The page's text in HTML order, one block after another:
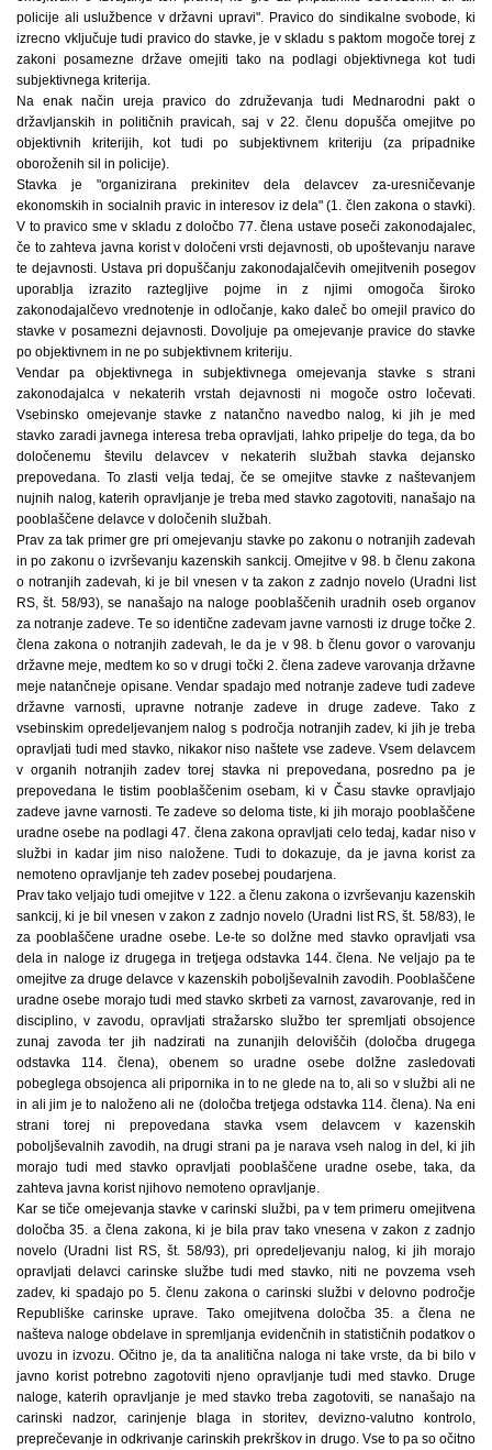
policije ali uslužbence v državni upravi". Pravico do sindikalne svobode, ki
izrecno vključuje tudi pravico do stavke, je v skladu s paktom mogoče torej z
zakoni posamezne države omejiti tako na podlagi objektivnega kot tudi
subjektivnega kriterija.
Na enak način ureja pravico do združevanja tudi Mednarodni pakt o
državljanskih in političnih pravicah, saj v 22. členu dopušča omejitve po
objektivnih kriterijih, kot tudi po subjektivnem kriteriju (za pripadnike
oboroženih sil in policije).
Stavka je "organizirana prekinitev dela delavcev za-uresničevanje
ekonomskih in socialnih pravic in interesov iz dela" (1. člen zakona o stavki).
V to pravico sme v skladu z določbo 77. člena ustave poseči zakonodajalec,
če to zahteva javna korist v določeni vrsti dejavnosti, ob upoštevanju narave
te dejavnosti. Ustava pri dopuščanju zakonodajalčevih omejitvenih posegov
uporablja izrazito raztegljive pojme in z njimi omogoča široko
zakonodajalčevo vrednotenje in odločanje, kako daleč bo omejil pravico do
stavke v posamezni dejavnosti. Dovoljuje pa omejevanje pravice do stavke
po objektivnem in ne po subjektivnem kriteriju.
Vendar pa objektivnega in subjektivnega omejevanja stavke s strani
zakonodajalca v nekaterih vrstah dejavnosti ni mogoče ostro ločevati.
Vsebinsko omejevanje stavke z natančno navedbo nalog, ki jih je med
stavko zaradi javnega interesa treba opravljati, lahko pripelje do tega, da bo
določenemu številu delavcev v nekaterih službah stavka dejansko
prepovedana. To zlasti velja tedaj, če se omejitve stavke z naštevanjem
nujnih nalog, katerih opravljanje je treba med stavko zagotoviti, nanašajo na
pooblaščene delavce v določenih službah.
Prav za tak primer gre pri omejevanju stavke po zakonu o notranjih zadevah
in po zakonu o izvrševanju kazenskih sankcij. Omejitve v 98. b členu zakona
o notranjih zadevah, ki je bil vnesen v ta zakon z zadnjo novelo (Uradni list
RS, št. 58/93), se nanašajo na naloge pooblaščenih uradnih oseb organov
za notranje zadeve. Te so identične zadevam javne varnosti iz druge točke 2.
člena zakona o notranjih zadevah, le da je v 98. b členu govor o varovanju
državne meje, medtem ko so v drugi točki 2. člena zadeve varovanja državne
meje natančneje opisane. Vendar spadajo med notranje zadeve tudi zadeve
državne varnosti, upravne notranje zadeve in druge zadeve. Tako z
vsebinskim opredeljevanjem nalog s področja notranjih zadev, ki jih je treba
opravljati tudi med stavko, nikakor niso naštete vse zadeve. Vsem delavcem
v organih notranjih zadev torej stavka ni prepovedana, posredno pa je
prepovedana le tistim pooblaščenim osebam, ki v Času stavke opravljajo
zadeve javne varnosti. Te zadeve so deloma tiste, ki jih morajo pooblaščene
uradne osebe na podlagi 47. člena zakona opravljati celo tedaj, kadar niso v
službi in kadar jim niso naložene. Tudi to dokazuje, da je javna korist za
nemoteno opravljanje teh zadev posebej poudarjena.
Prav tako veljajo tudi omejitve v 122. a členu zakona o izvrševanju kazenskih
sankcij, ki je bil vnesen v zakon z zadnjo novelo (Uradni list RS, št. 58/83), le
za pooblaščene uradne osebe. Le-te so dolžne med stavko opravljati vsa
dela in naloge iz drugega in tretjega odstavka 144. člena. Ne veljajo pa te
omejitve za druge delavce v kazenskih poboljševalnih zavodih. Pooblaščene
uradne osebe morajo tudi med stavko skrbeti za varnost, zavarovanje, red in
disciplino, v zavodu, opravljati stražarsko službo ter spremljati obsojence
zunaj zavoda ter jih nadzirati na zunanjih deloviščih (določba drugega
odstavka 114. člena), obenem so uradne osebe dolžne zasledovati
pobeglega obsojenca ali pripornika in to ne glede na to, ali so v službi ali ne
in ali jim je to naloženo ali ne (določba tretjega odstavka 114. člena). Na eni
strani torej ni prepovedana stavka vsem delavcem v kazenskih
poboljševalnih zavodih, na drugi strani pa je narava vseh nalog in del, ki jih
morajo tudi med stavko opravljati pooblaščene uradne osebe, taka, da
zahteva javna korist njihovo nemoteno opravljanje.
Kar se tiče omejevanja stavke v carinski službi, pa v tem primeru omejitvena
določba 35. a člena zakona, ki je bila prav tako vnesena v zakon z zadnjo
novelo (Uradni list RS, št. 58/93), pri opredeljevanju nalog, ki jih morajo
opravljati delavci carinske službe tudi med stavko, niti ne povzema vseh
zadev, ki spadajo po 5. členu zakona o carinski službi v delovno področje
Republiške carinske uprave. Tako omejitvena določba 35. a člena ne
našteva naloge obdelave in spremljanja evidenčnih in statističnih podatkov o
uvozu in izvozu. Očitno je, da ta analitična naloga ni take vrste, da bi bilo v
javno korist potrebno zagotoviti njeno opravljanje tudi med stavko. Druge
naloge, katerih opravljanje je med stavko treba zagotoviti, se nanašajo na
carinski nadzor, carinjenje blaga in storitev, devizno-valutno kontrolo,
preprečevanje in odkrivanje carinskih prekrškov in drugo. Vse to pa so očitno